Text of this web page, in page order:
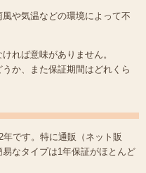
や気温などの環境によって不
れば意味がありません。
か、また保証期間はどれくら
です。特に通販（ネット販
なタイプは1年保証がほとんど